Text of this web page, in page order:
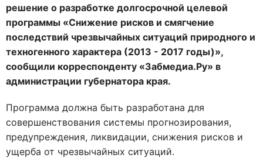
решение о разработке долгосрочной целевой
программы «Снижение рисков и смягчение
последствий чрезвычайных ситуаций природного и
техногенного характера (2013 - 2017 годы)»,
сообщили корреспонденту «Забмедиа.Ру» в
администрации губернатора края.
Программа должна быть разработана для
совершенствования системы прогнозирования,
предупреждения, ликвидации, снижения рисков и
ущерба от чрезвычайных ситуаций.